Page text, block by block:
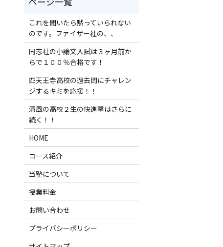
これを聞いたら黙っていられない
のです。ファイザー社の、、
同志社の小論文入試は３ヶ月前か
らで１００％合格です！
四天王寺高校の過去問にチャレン
ジするキミを応援！！
清風の高校２生の快進撃はさらに
続く！！
HOME
コース紹介
当塾について
授業料金
お問い合わせ
プライバシーポリシー